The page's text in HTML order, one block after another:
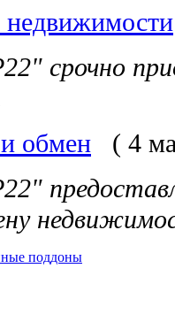
недвижимости
срочно
обмен
( 4
поддоны